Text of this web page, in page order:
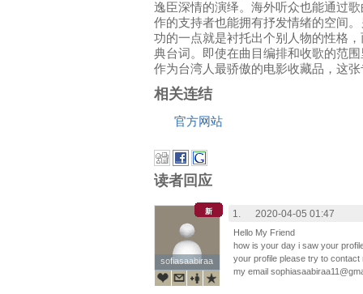
逸臣深情的演绎。海外听众也能通过
作的支持者也能拥有抒发情绪的空间
功的一点就是衬托出个别人物的性格
典台词。即使在曲目编排和收歌的范
作为台湾人最骄傲的电影收藏品，这
相关连结
官方网站
读者回应
sofiasaabiraa
sofiasaabiraa
新 1. 2020-04-05 01:47
Hello My Friend
how is your day i saw your
your profile please try to
my email